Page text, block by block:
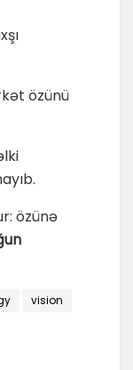
özünü
özünə
vision